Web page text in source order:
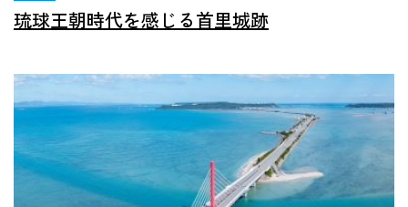
琉球王朝時代を感じる首里城跡